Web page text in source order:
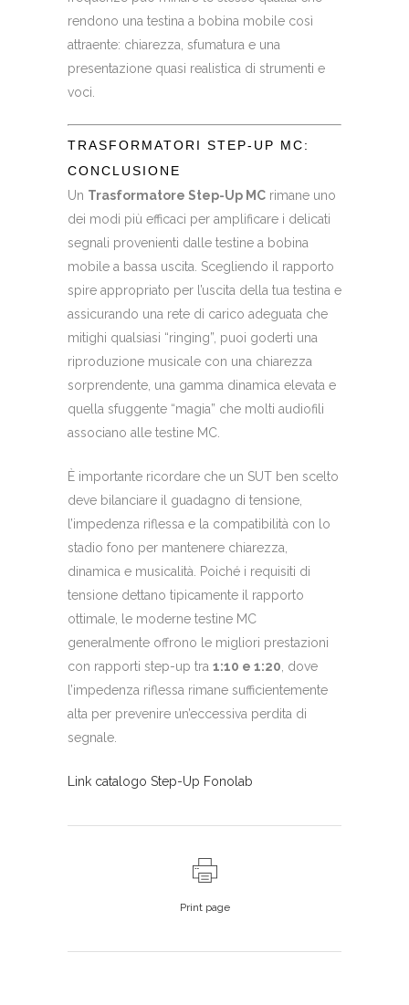
rendono una testina a bobina mobile così
attraente: chiarezza, sfumatura e una
presentazione quasi realistica di strumenti e
voci.
TRASFORMATORI STEP-UP MC:
CONCLUSIONE
Un Trasformatore Step-Up MC rimane uno
dei modi più efficaci per amplificare i delicati
segnali provenienti dalle testine a bobina
mobile a bassa uscita. Scegliendo il rapporto
spire appropriato per l’uscita della tua testina e
assicurando una rete di carico adeguata che
mitighi qualsiasi “ringing”, puoi goderti una
riproduzione musicale con una chiarezza
sorprendente, una gamma dinamica elevata e
quella sfuggente “magia” che molti audiofili
associano alle testine MC.
È importante ricordare che un SUT ben scelto
deve bilanciare il guadagno di tensione,
l’impedenza riflessa e la compatibilità con lo
stadio fono per mantenere chiarezza,
dinamica e musicalità. Poiché i requisiti di
tensione dettano tipicamente il rapporto
ottimale, le moderne testine MC
generalmente offrono le migliori prestazioni
con rapporti step-up tra 1:10 e 1:20, dove
l’impedenza riflessa rimane sufficientemente
alta per prevenire un’eccessiva perdita di
segnale.
Link catalogo Step-Up Fonolab
Print page